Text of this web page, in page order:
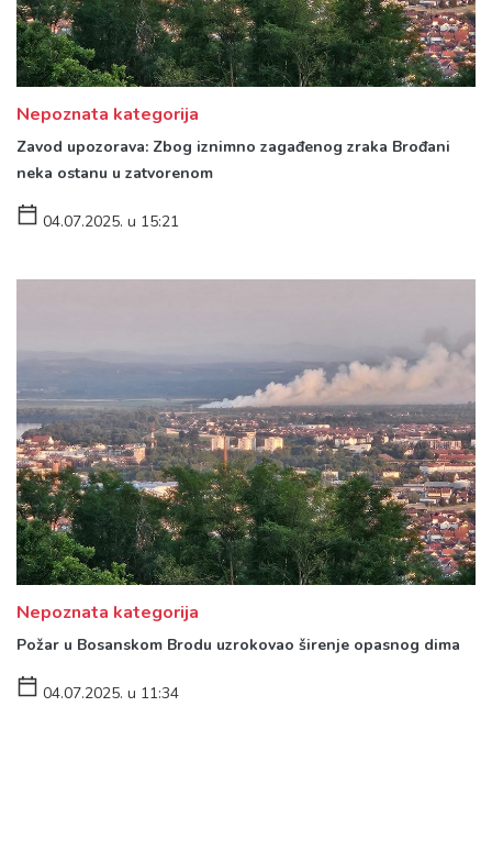
Nepoznata kategorija
Zavod upozorava: Zbog iznimno zagađenog zraka Brođani
neka ostanu u zatvorenom
04.07.2025. u 15:21
Nepoznata kategorija
Požar u Bosanskom Brodu uzrokovao širenje opasnog dima
04.07.2025. u 11:34